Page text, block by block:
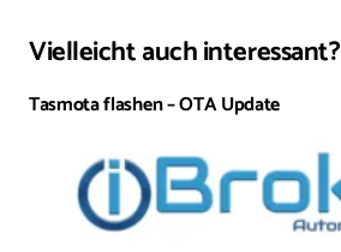
Vielleicht auch interessant?
Tasmota flashen – OTA Update